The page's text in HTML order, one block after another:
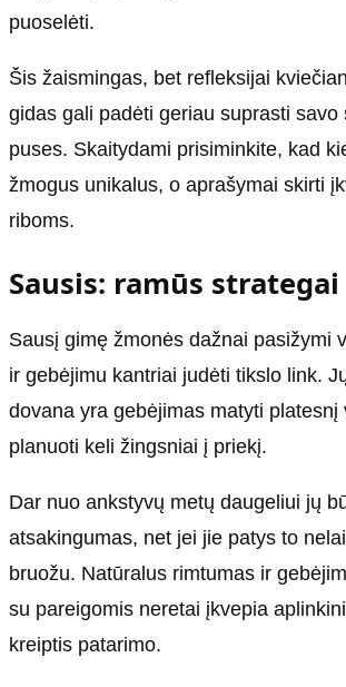
puoselėti.
Šis žaismingas, bet refleksijai
gidas gali padėti geriau suprasti savo
puses. Skaitydami prisiminkite, kad
žmogus unikalus, o aprašymai skirti
riboms.
Sausis: ramūs strategai
Sausį gimę žmonės dažnai pasižymi
ir gebėjimu kantriai judėti tikslo link.
dovana yra gebėjimas matyti platesnį
planuoti keli žingsniai į priekį.
Dar nuo ankstyvų metų daugeliui jų
atsakingumas, net jei jie patys to
bruožu. Natūralus rimtumas ir
su pareigomis neretai įkvepia
kreiptis patarimo.